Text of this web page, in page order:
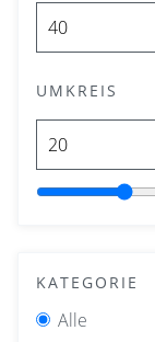
UMKREIS
KATEGORIE
Alle